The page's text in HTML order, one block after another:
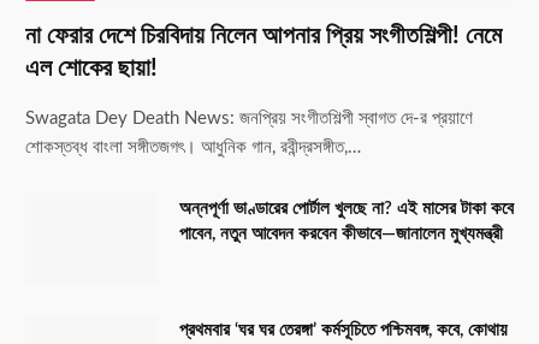
না ফেরার দেশে চিরবিদায় নিলেন আপনার প্রিয় সংগীতশিল্পী! নেমে
এল শোকের ছায়া!
Swagata Dey Death News: জনপ্রিয় সংগীতশিল্পী স্বাগত দে-র প্রয়াণে
শোকস্তব্ধ বাংলা সঙ্গীতজগৎ। আধুনিক গান, রবীন্দ্রসঙ্গীত,…
অন্নপূর্ণা ভাণ্ডারের পোর্টাল খুলছে না? এই মাসের টাকা কবে
পাবেন, নতুন আবেদন করবেন কীভাবে—জানালেন মুখ্যমন্ত্রী
প্রথমবার ‘ঘর ঘর তেরঙ্গা’ কর্মসূচিতে পশ্চিমবঙ্গ, কবে, কোথায়